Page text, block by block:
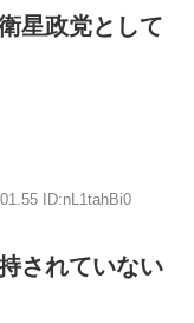
星政党として
ID:nL1tahBi0
されていない